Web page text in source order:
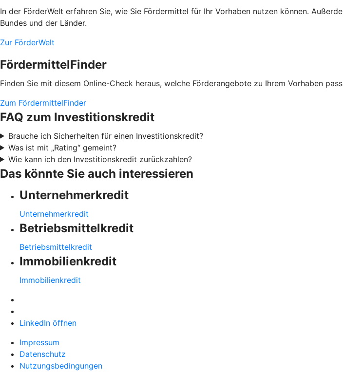
In der FörderWelt erfahren Sie, wie Sie Fördermittel für Ihr Vorhaben nutzen können.
Bundes und der Länder.
Zur FörderWelt
FördermittelFinder
Finden Sie mit diesem Online-Check heraus, welche Förderangebote zu Ihrem Vorhaben
Zum FördermittelFinder
FAQ zum Investitionskredit
Brauche ich Sicherheiten für einen Investitionskredit?
Was ist mit „Rating“ gemeint?
Wie kann ich den Investitionskredit zurückzahlen?
Das könnte Sie auch interessieren
Unternehmerkredit
Unternehmerkredit
Betriebsmittelkredit
Betriebsmittelkredit
Immobilienkredit
Immobilienkredit
LinkedIn öffnen
Impressum
Datenschutz
Nutzungsbedingungen